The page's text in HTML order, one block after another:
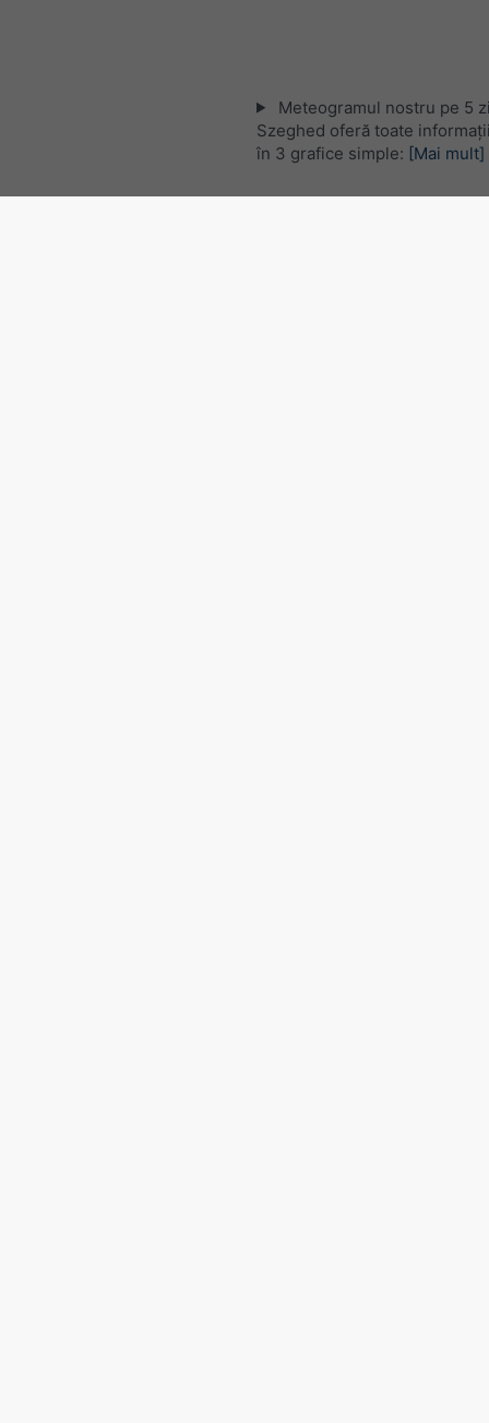
Meteogramul nostru pe 5
Szeghed oferă toate
în 3 grafice simple: [Mai mult]